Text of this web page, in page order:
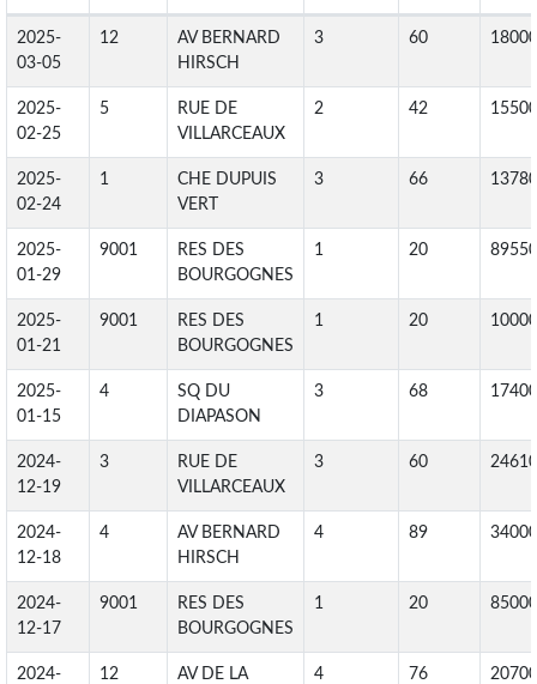
2025-
03-05
12
AV BERNARD
HIRSCH
3 60
2025-
02-25
5
RUE DE
VILLARCEAUX
2 42
2025-
02-24
1
CHE DUPUIS
VERT
3 66
2025-
01-29
9001
RES DES
BOURGOGNES
1 20
2025-
01-21
9001
RES DES
BOURGOGNES
1 20
2025-
01-15
4
SQ DU
DIAPASON
3 68
2024-
12-19
3
RUE DE
VILLARCEAUX
3 60
2024-
12-18
4
AV BERNARD
HIRSCH
4 89
2024-
12-17
9001
RES DES
BOURGOGNES
1 20
2024-
12
AV DE LA
4 76